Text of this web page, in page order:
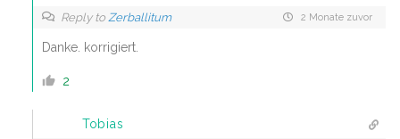
Reply to Zerballitum 2 Monate zuvor
Danke. korrigiert.
2
Tobias